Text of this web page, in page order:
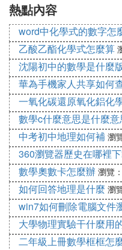
學「認識角」時，許多
實物上「角的頂點」
覺。學生往往會回答
有刺痛的感覺。」這
初始經驗處於「生活
本質特徵，如果教師不
接下去的練習中就有可
尖也是角、牆角也是角
所期望學生獲得的經
再如，在教學「面積
體的演示力求使學生
方分米以及平方米的表
實際教學過程中卻有可
忽視了學生實際感知給
往往會指著屏幕上被
熱點內容
word中化學式的數字怎
乙酸乙酯化學式怎麼算
沈陽初中的數學是什麼
華為手機家人共享如何
一氧化碳還原氧化鋁化
數學c什麼意思是什麼
中考初中地理如何補 瀏
360瀏覽器歷史在哪裡
數學奧數卡怎麼辦 瀏覽
如何回答地理是什麼 瀏
win7如何刪除電腦文件
大學物理實驗干什麼用
二年級上冊數學框框怎